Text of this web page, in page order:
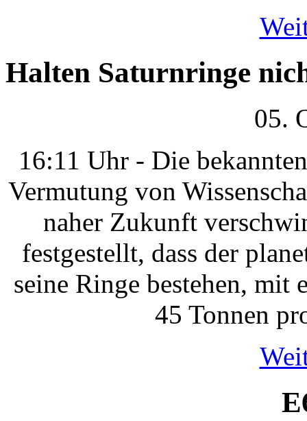
Halten Saturnringe
05.
16:11 Uhr - Die
Vermutung von
naher Zukunft
festgestellt, dass der
seine Ringe bestehen,
45 Tonnen